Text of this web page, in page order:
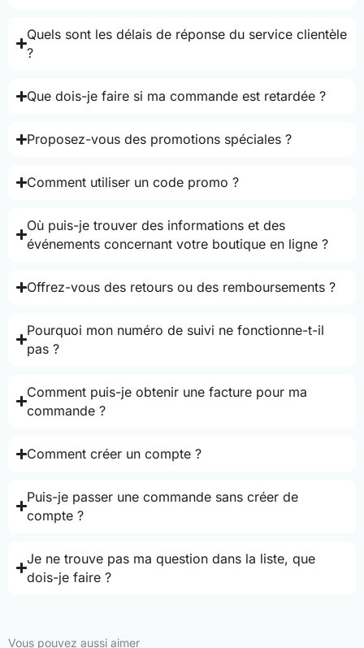
Quels sont les délais de réponse du service clientèle
?
Que dois-je faire si ma commande est retardée ?
Proposez-vous des promotions spéciales ?
Comment utiliser un code promo ?
Où puis-je trouver des informations et des
événements concernant votre boutique en ligne ?
Offrez-vous des retours ou des remboursements ?
Pourquoi mon numéro de suivi ne fonctionne-t-il
pas ?
Comment puis-je obtenir une facture pour ma
commande ?
Comment créer un compte ?
Puis-je passer une commande sans créer de
compte ?
Je ne trouve pas ma question dans la liste, que
dois-je faire ?
Vous pouvez aussi aimer